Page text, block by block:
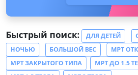
Быстрый поиск: ДЛЯ ДЕТЕЙ
НОЧЬЮ
БОЛЬШОЙ ВЕС
МРТ
МРТ ЗАКРЫТОГО ТИПА
МРТ ДО 1.5